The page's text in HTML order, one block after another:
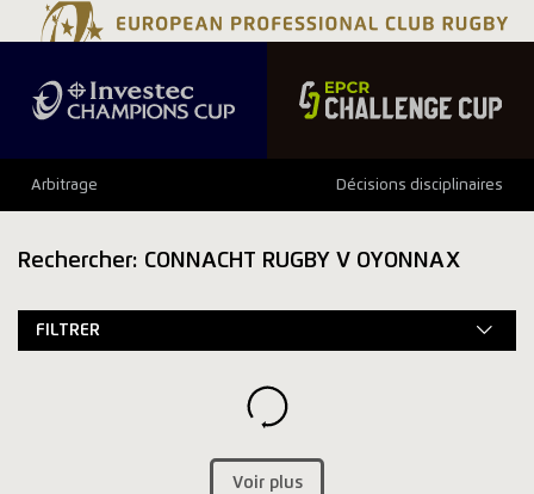
Arbitrage Décisions disciplinaires
Rechercher: CONNACHT RUGBY V OYONNAX
FILTRER
Voir plus